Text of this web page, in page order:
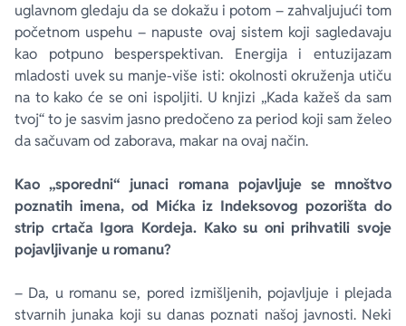
uglavnom gledaju da se dokažu i potom – zahvaljujući tom
početnom uspehu – napuste ovaj sistem koji sagledavaju
kao potpuno besperspektivan. Energija i entuzijazam
mladosti uvek su manje-više isti: okolnosti okruženja utiču
na to kako će se oni ispoljiti. U knjizi „Kada kažeš da sam
tvoj“ to je sasvim jasno predočeno za period koji sam želeo
da sačuvam od zaborava, makar na ovaj način.
Kao „sporedni“ junaci romana pojavljuje se mnoštvo
poznatih imena, od Mićka iz Indeksovog pozorišta do
strip crtača Igora Kordeja. Kako su oni prihvatili svoje
pojavljivanje u romanu?
– Da, u romanu se, pored izmišljenih, pojavljuje i plejada
stvarnih junaka koji su danas poznati našoj javnosti. Neki